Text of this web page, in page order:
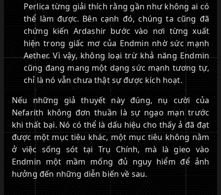
Perlica từng giải thích rằng gần như không ai có
thể làm được. Bên cạnh đó, chúng ta cũng đã
chứng kiến Ardashir bước vào nơi từng xuất
hiện trong giấc mơ của Endmin nhờ sức mạnh
Aether. Vì vậy, không loại trừ khả năng Endmin
cũng đang mang một dạng sức mạnh tương tự,
chỉ là nó vẫn chưa thật sự được kích hoạt.
Nếu những giả thuyết này đúng, nụ cười của
Nefarith không đơn thuần là sự ngạo mạn trước
khi thất bại. Nó có thể là dấu hiệu cho thấy ả đã đạt
được một mục tiêu khác, một mục tiêu không nằm
ở việc sống sót tại Trụ Chính, mà là gieo vào
Endmin một mầm mống đủ nguy hiểm để ảnh
hưởng đến những diễn biến về sau.